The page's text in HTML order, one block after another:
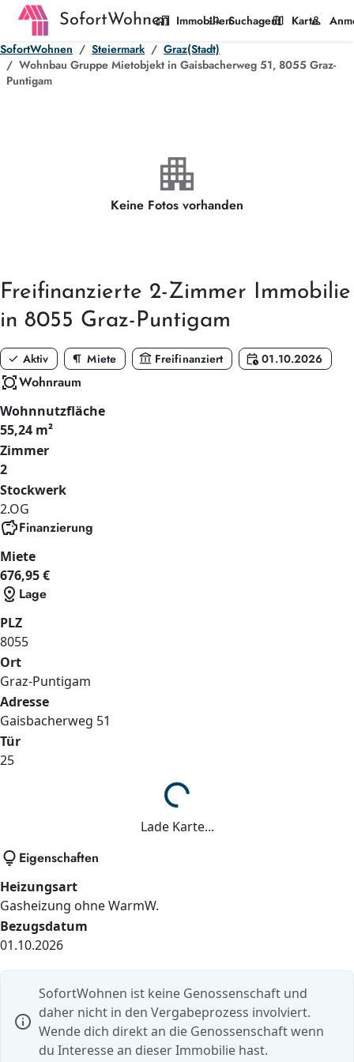
SofortWohnen
home_work Immobilien
manage_search Suchagent
map Karte
person
SofortWohnen
Steiermark
Graz(Stadt)
Wohnbau Gruppe Mietobjekt in Gaisbacherweg 51, 8055 Graz-
Puntigam
apartment
Keine Fotos vorhanden
Freifinanzierte 2-Zimmer Immobilie
in 8055 Graz-Puntigam
check Aktiv format_paragraph Miete account_balance Freifinanziert calendar_clock 01.10.2026
all_outWohnraum
Wohnnutzfläche
55,24 m²
Zimmer
2
Stockwerk
2.OG
savingsFinanzierung
Miete
676,95 €
distance Lage
PLZ
8055
Ort
Graz-Puntigam
Adresse
Gaisbacherweg 51
Tür
25
Lade...
Lade Karte...
lightbulb Eigenschaften
Heizungsart
Gasheizung ohne WarmW.
Bezugsdatum
01.10.2026
info
SofortWohnen ist keine Genossenschaft und
daher nicht in den Vergabeprozess involviert.
Wende dich direkt an die Genossenschaft wenn
du Interesse an dieser Immobilie hast.